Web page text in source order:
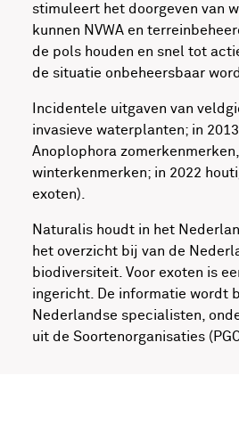
stimuleert het doorgeven van
kunnen NVWA en
de pols houden en snel tot
de situatie onbeheersbaar
Incidentele uitgaven van
invasieve waterplanten; in
Anoplophora
winterkenmerken; in 2022
exoten).
Naturalis houdt in het
het overzicht bij van de
biodiversiteit. Voor exoten is
ingericht. De informatie wordt
Nederlandse specialisten,
uit de Soortenorganisaties